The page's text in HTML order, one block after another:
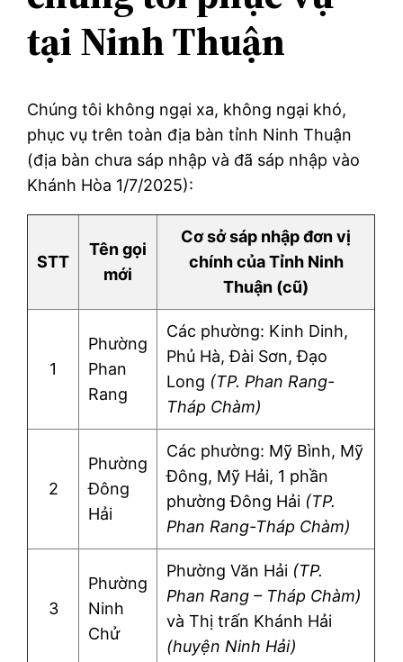
tại Ninh Thuận
Chúng tôi không ngại xa, không ngại khó,
phục vụ trên toàn địa bàn tỉnh Ninh Thuận
(địa bàn chưa sáp nhập và đã sáp nhập vào
Khánh Hòa 1/7/2025):
STT
Tên gọi
mới
Cơ sở sáp nhập đơn vị
chính của Tỉnh Ninh
Thuận (cũ)
1
Phường
Phan
Rang
Các phường: Kinh Dinh,
Phủ Hà, Đài Sơn, Đạo
Long (TP. Phan Rang-
Tháp Chàm)
2
Phường
Đông
Hải
Các phường: Mỹ Bình, Mỹ
Đông, Mỹ Hải, 1 phần
phường Đông Hải (TP.
Phan Rang-Tháp Chàm)
3
Phường
Ninh
Chử
Phường Văn Hải (TP.
Phan Rang – Tháp Chàm)
và Thị trấn Khánh Hải
(huyện Ninh Hải)